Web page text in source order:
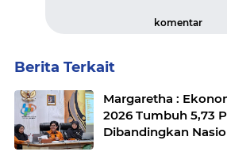
komentar
Berita Terkait
Margaretha :
2026 Tumbuh 5,73
Dibandingkan